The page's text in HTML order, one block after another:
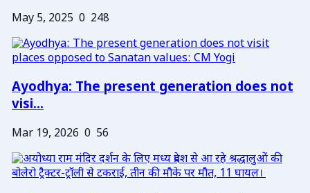
May 5, 2025 0 248
Ayodhya: The present generation does not
visi...
Mar 19, 2026 0 56